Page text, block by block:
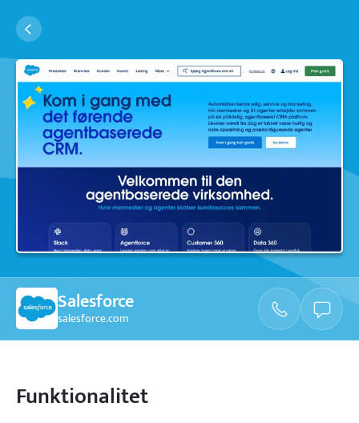
Salesforce
salesforce.com
Funktionalitet